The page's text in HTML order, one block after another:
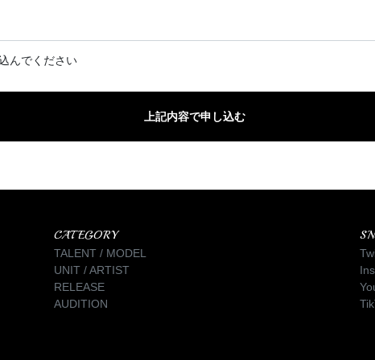
んでください
CATEGORY
TALENT / MODEL
UNIT / ARTIST
RELEASE
AUDITION